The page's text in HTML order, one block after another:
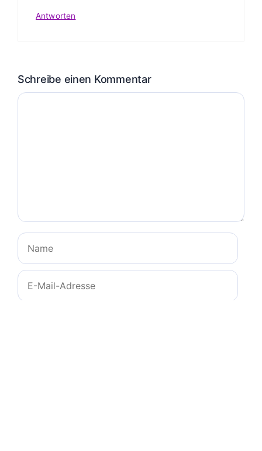
Antworten
Schreibe einen Kommentar
Kommentar
Name
E-
Mail-